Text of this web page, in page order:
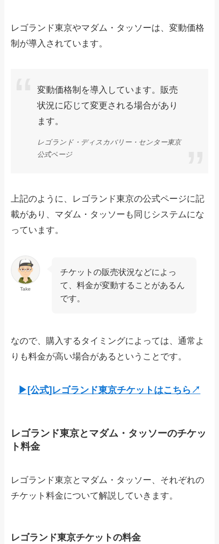
レゴランド東京やマダム・タッソーは、変動価格
制が導入されています。
変動価格制を導入しています。販売
状況に応じて変更される場合があり
ます。
レゴランド ・ ディスカバリー・ センター東京
公式ページ
上記のように、レゴランド東京の公式ページに記
載があり、マダム・タッソーも同じシステムにな
っています。
Take
チケットの販売状況などによっ
て、料金が変動することがあるん
です。
なので、購入するタイミングによっては、通常よ
りも料金が高い場合があるということです。
▶︎[公式]レゴランド東京チケットはこちら↗︎
レゴランド東京とマダム・タッソーのチケッ
ト料金
レゴランド東京とマダム・タッソー、それぞれの
チケット料金について解説していきます。
レゴランド東京チケットの料金